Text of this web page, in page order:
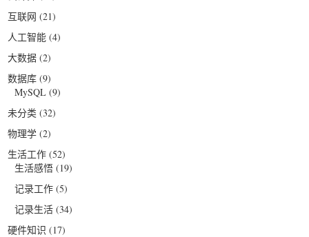
互联网 (21)
人工智能 (4)
大数据 (2)
数据库 (9)
MySQL (9)
未分类 (32)
物理学 (2)
生活工作 (52)
生活感悟 (19)
记录工作 (5)
记录生活 (34)
硬件知识 (17)